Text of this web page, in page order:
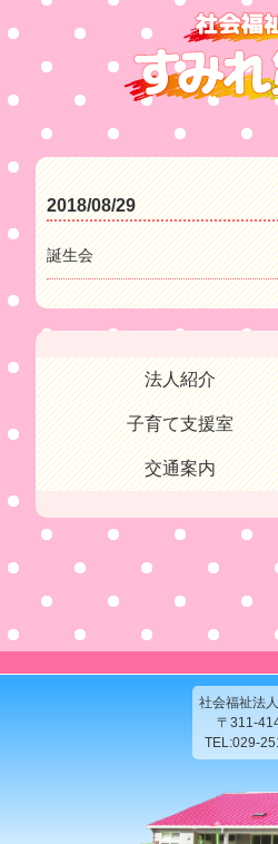
2018/08/29
誕生会
法人紹介
子育て支援室
交通案内
社会福祉法
〒311-
TEL:029-